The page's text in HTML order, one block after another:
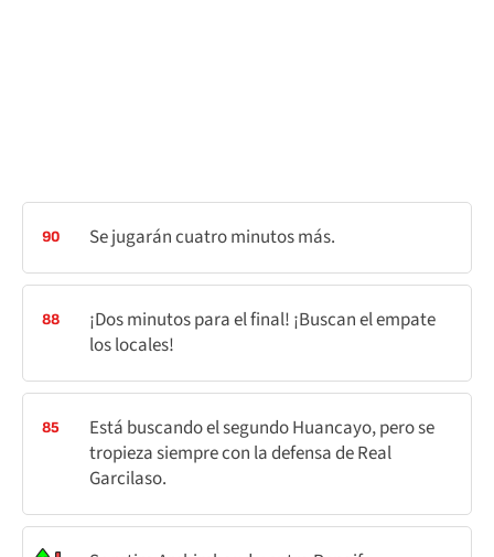
90 Se jugarán cuatro minutos más.
88
¡Dos minutos para el final! ¡Buscan el empate
los locales!
85
Está buscando el segundo Huancayo, pero se
tropieza siempre con la defensa de Real
Garcilaso.